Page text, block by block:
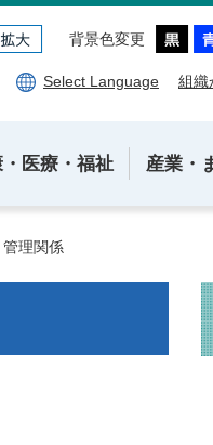
背景色変更
Select Language 組織
医療・福祉 産業・
管理関係